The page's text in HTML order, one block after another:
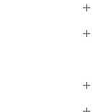


